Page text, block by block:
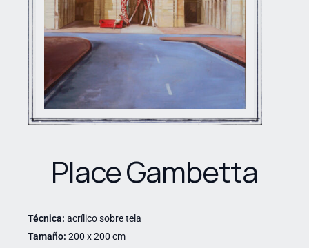
Place Gambetta
Técnica: acrílico sobre tela
Tamaño: 200 x 200 cm